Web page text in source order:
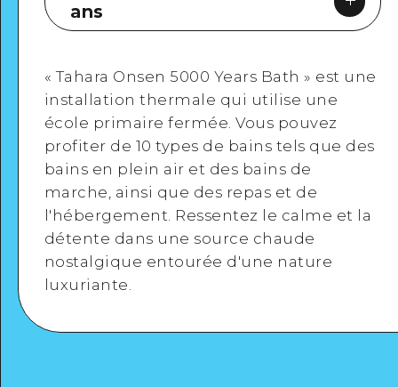
ans
Google Maps
Voir en détail
« Tahara Onsen 5000 Years Bath » est une
installation thermale qui utilise une
école primaire fermée. Vous pouvez
profiter de 10 types de bains tels que des
bains en plein air et des bains de
marche, ainsi que des repas et de
l'hébergement. Ressentez le calme et la
détente dans une source chaude
nostalgique entourée d'une nature
luxuriante.